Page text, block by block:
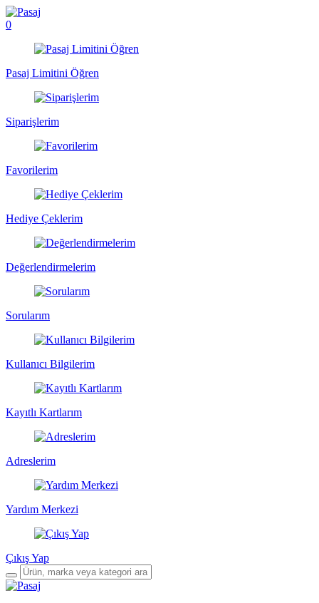
0
Pasaj Limitini Öğren
Siparişlerim
Favorilerim
Hediye Çeklerim
Değerlendirmelerim
Sorularım
Kullanıcı Bilgilerim
Kayıtlı Kartlarım
Adreslerim
Yardım Merkezi
Çıkış Yap